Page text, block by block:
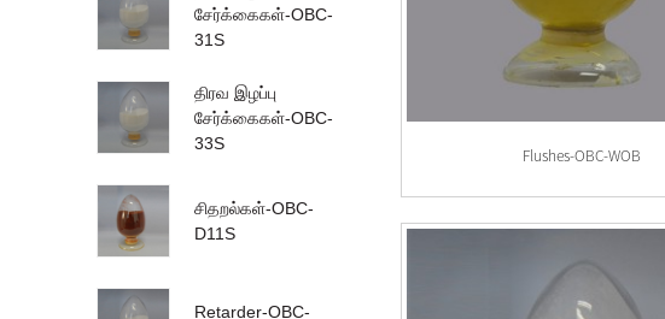
சேர்க்கைகள்-OBC-
31S
திரவ இழப்பு
சேர்க்கைகள்-OBC-
33S
சிதறல்கள்-OBC-
D11S
Retarder-OBC-
Flushes-OBC-WOB